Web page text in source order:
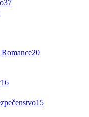
37
20
16
15